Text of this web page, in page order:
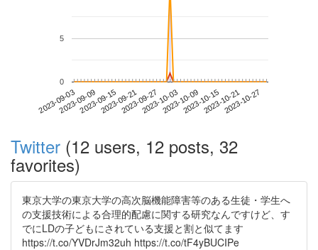
2023-09-032023-09-092023-09-152023-09-212023-09-272023-10-032023-10-092023-10-152023-10-212023-10-27
0
5
Twitter (12 users, 12 posts, 32
favorites)
東京大学の東京大学の高次脳機能障害等のある生徒・学生へ
の支援技術による合理的配慮に関する研究なんですけど、す
でにLDの子どもにされている支援と割と似てます
https://t.co/YVDrJm32uh https://t.co/tF4yBUCIPe